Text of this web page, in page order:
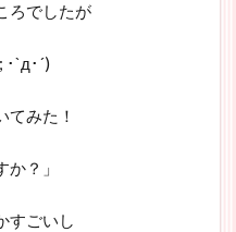
ろでしたが
`д･´)
てみた！
？」
すごいし